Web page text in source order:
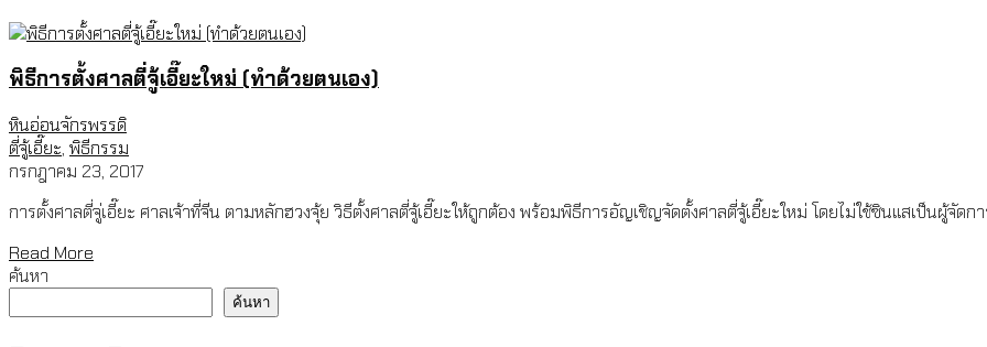
พิธีการตั้งศาลตี่จู้เอี๊ยะใหม่ (ทำด้วยตนเอง)
หินอ่อนจักรพรรดิ
ตี่จู้เอี๊ยะ, พิธีกรรม
กรกฎาคม 23, 2017
การตั้งศาลตี่จู่เอี๊ยะ ศาลเจ้าที่จีน ตามหลักฮวงจุ้ย วิธีตั้งศาลตี่จู้เอี๊ยะให้ถูกต้อง พร้อมพิธีการอัญเชิญจัดตั้งศาลตี่จู้เอี๊ยะใหม่ โดยไม่ใช้ซินแสเป็นผู้จัดกา
Read More
ค้นหา
ค้นหา